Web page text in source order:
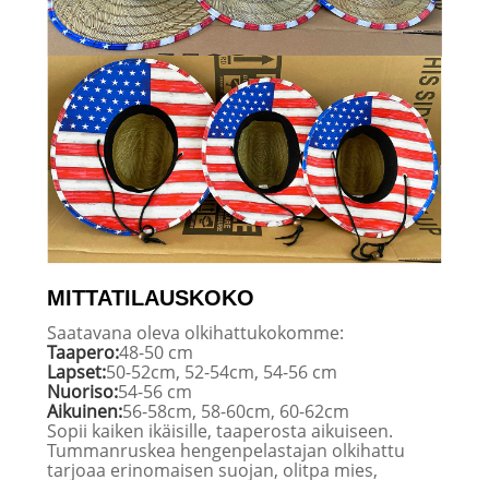
MITTATILAUSKOKO
Saatavana oleva olkihattukokomme:
Taapero:48-50 cm
Lapset:50-52cm, 52-54cm, 54-56 cm
Nuoriso:54-56 cm
Aikuinen:56-58cm, 58-60cm, 60-62cm
Sopii kaiken ikäisille, taaperosta aikuiseen.
Tummanruskea hengenpelastajan olkihattu
tarjoaa erinomaisen suojan, olitpa mies,